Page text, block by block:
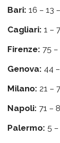
Bari: 16 – 13
Cagliari: 1 –
Firenze: 75
Genova: 44
Milano: 21 –
Napoli: 71 –
Palermo: 5